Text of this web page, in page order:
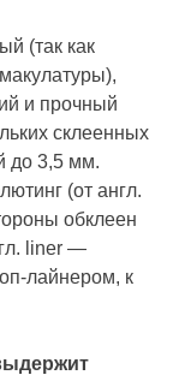
(так как
и прочный
склеенных
до 3,5 мм.
(от англ.
обклеен
liner —
лайнером, к